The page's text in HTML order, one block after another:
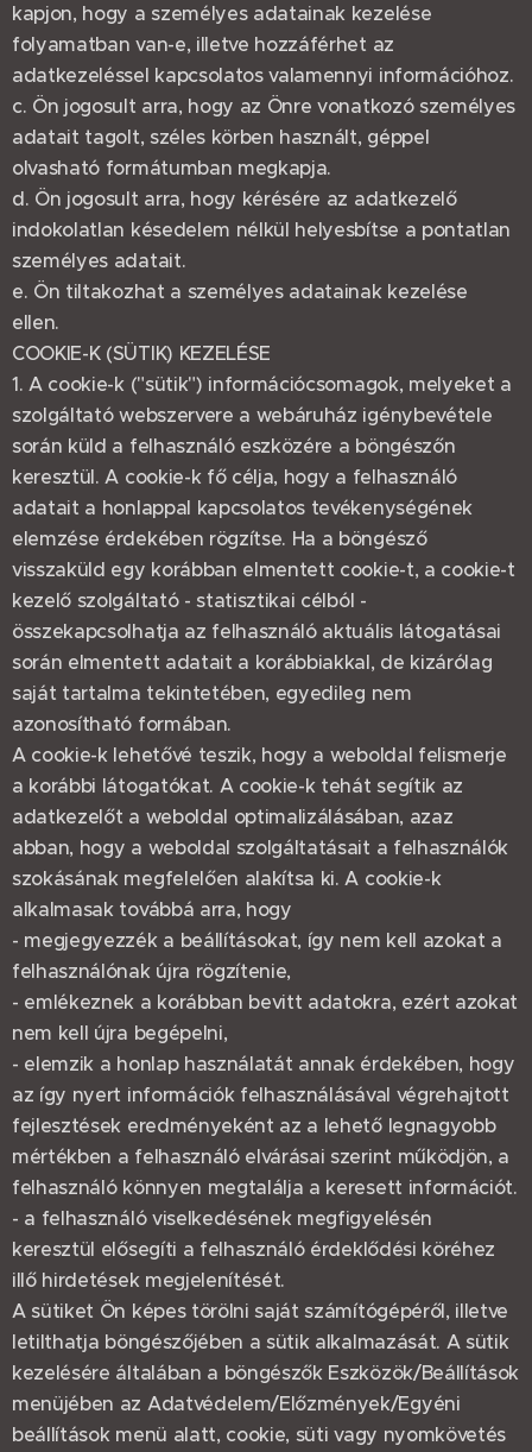
kapjon, hogy a személyes adatainak kezelése
folyamatban van-e, illetve hozzáférhet az
adatkezeléssel kapcsolatos valamennyi információhoz.
c. Ön jogosult arra, hogy az Önre vonatkozó személyes
adatait tagolt, széles körben használt, géppel
olvasható formátumban megkapja.
d. Ön jogosult arra, hogy kérésére az adatkezelő
indokolatlan késedelem nélkül helyesbítse a pontatlan
személyes adatait.
e. Ön tiltakozhat a személyes adatainak kezelése
ellen.
COOKIE-K (SÜTIK) KEZELÉSE
1. A cookie-k ("sütik") információcsomagok, melyeket a
szolgáltató webszervere a webáruház igénybevétele
során küld a felhasználó eszközére a böngészőn
keresztül. A cookie-k fő célja, hogy a felhasználó
adatait a honlappal kapcsolatos tevékenységének
elemzése érdekében rögzítse. Ha a böngésző
visszaküld egy korábban elmentett cookie-t, a cookie-t
kezelő szolgáltató - statisztikai célból -
összekapcsolhatja az felhasználó aktuális látogatásai
során elmentett adatait a korábbiakkal, de kizárólag
saját tartalma tekintetében, egyedileg nem
azonosítható formában.
A cookie-k lehetővé teszik, hogy a weboldal felismerje
a korábbi látogatókat. A cookie-k tehát segítik az
adatkezelőt a weboldal optimalizálásában, azaz
abban, hogy a weboldal szolgáltatásait a felhasználók
szokásának megfelelően alakítsa ki. A cookie-k
alkalmasak továbbá arra, hogy
- megjegyezzék a beállításokat, így nem kell azokat a
felhasználónak újra rögzítenie,
- emlékeznek a korábban bevitt adatokra, ezért azokat
nem kell újra begépelni,
- elemzik a honlap használatát annak érdekében, hogy
az így nyert információk felhasználásával végrehajtott
fejlesztések eredményeként az a lehető legnagyobb
mértékben a felhasználó elvárásai szerint működjön, a
felhasználó könnyen megtalálja a keresett információt.
- a felhasználó viselkedésének megfigyelésén
keresztül elősegíti a felhasználó érdeklődési köréhez
illő hirdetések megjelenítését.
A sütiket Ön képes törölni saját számítógépéről, illetve
letilthatja böngészőjében a sütik alkalmazását. A sütik
kezelésére általában a böngészők Eszközök/Beállítások
menüjében az Adatvédelem/Előzmények/Egyéni
beállítások menü alatt, cookie, süti vagy nyomkövetés